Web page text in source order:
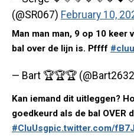
(@SR067) February 10,
Man man man, 9 op 10 keer
bal over de lijn is. Pffff
— Bart 🏆🏆🏆
Kan iemand dit uitleggen?
goedkeurd als de bal OVER
#CluUsgpic.twitter.com/